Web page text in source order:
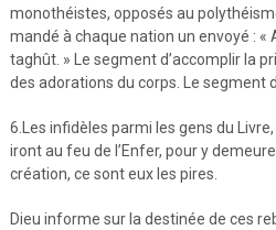
monothéistes, opposés au
mandé à chaque nation un envoyé : «
taghût. » Le segment d’accomplir la
des adorations du corps. Le segment
6.Les infidèles parmi les gens du
iront au feu de l’Enfer, pour y
création, ce sont eux les pires.
Dieu informe sur la destinée de ces